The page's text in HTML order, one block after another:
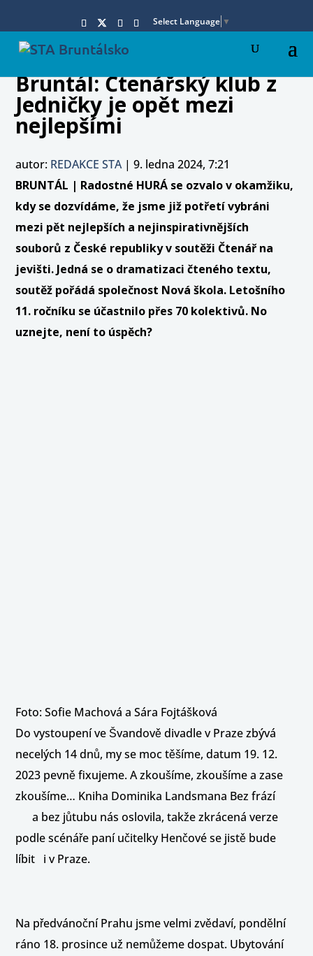
Select Language ▼
Bruntál: Čtenářský klub z
Jedničky je opět mezi
nejlepšími
autor: REDAKCE STA|9. ledna 2024, 7:21
BRUNTÁL | Radostné HURÁ se ozvalo v okamžiku,
kdy se dozvídáme, že jsme již potřetí vybráni
mezi pět nejlepších a nejinspirativnějších
souborů z České republiky v soutěži Čtenář na
jevišti. Jedná se o dramatizaci čteného textu,
soutěž pořádá společnost Nová škola. Letošního
11. ročníku se účastnilo přes 70 kolektivů. No
uznejte, není to úspěch?
Foto: Sofie Machová a Sára Fojtášková
Do vystoupení ve Švandově divadle v Praze zbývá
necelých 14 dnů, my se moc těšíme, datum 19. 12.
2023 pevně fixujeme. A zkoušíme, zkoušíme a zase
zkoušíme… Kniha Dominika Landsmana Bez frází
a bez jůtubu nás oslovila, takže zkrácená verze
podle scénáře paní učitelky Henčové se jistě bude
líbit i v Praze.
Na předvánoční Prahu jsme velmi zvědaví, pondělní
ráno 18. prosince už nemůžeme dospat. Ubytování